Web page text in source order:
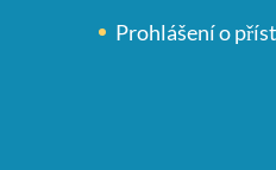
Prohlášení o